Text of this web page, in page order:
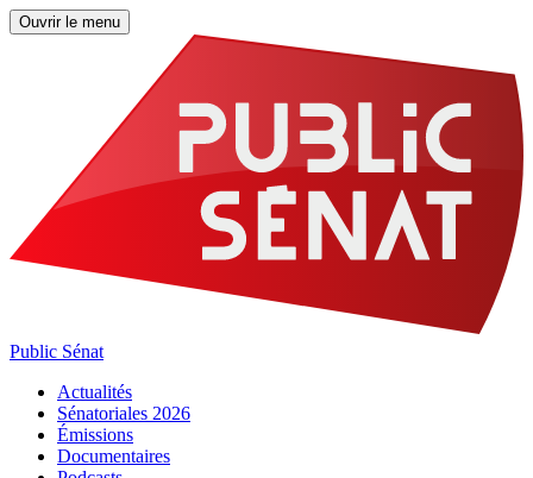
Ouvrir le menu
Public Sénat
Actualités
Sénatoriales 2026
Émissions
Documentaires